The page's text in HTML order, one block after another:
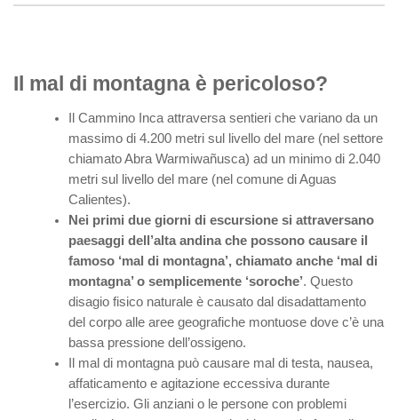
Il mal di montagna è pericoloso?
Il Cammino Inca attraversa sentieri che variano da un
massimo di 4.200 metri sul livello del mare (nel settore
chiamato Abra Warmiwañusca) ad un minimo di 2.040
metri sul livello del mare (nel comune di Aguas
Calientes).
Nei primi due giorni di escursione si attraversano
paesaggi dell’alta andina che possono causare il
famoso ‘mal di montagna’, chiamato anche ‘mal di
montagna’ o semplicemente ‘soroche’. Questo
disagio fisico naturale è causato dal disadattamento
del corpo alle aree geografiche montuose dove c’è una
bassa pressione dell’ossigeno.
Il mal di montagna può causare mal di testa, nausea,
affaticamento e agitazione eccessiva durante
l’esercizio. Gli anziani o le persone con problemi